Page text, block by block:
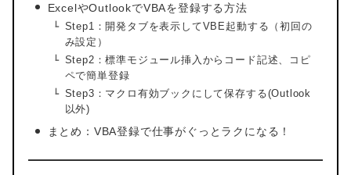
ExcelやOutlookでVBAを登録する方法
Step1：開発タブを表示してVBE起動する（初回の
み設定）
Step2：標準モジュール挿入からコード記述、コピ
ペで簡単登録
Step3：マクロ有効ブックにして保存する(Outlook
以外)
まとめ：VBA登録で仕事がぐっとラクになる！